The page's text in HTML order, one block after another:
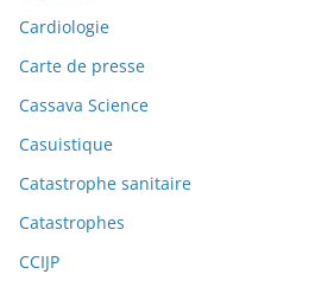
Cardiologie
Carte de presse
Cassava Science
Casuistique
Catastrophe sanitaire
Catastrophes
CCIJP